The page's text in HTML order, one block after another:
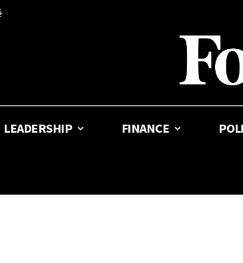
LEADERSHIP FINANCE